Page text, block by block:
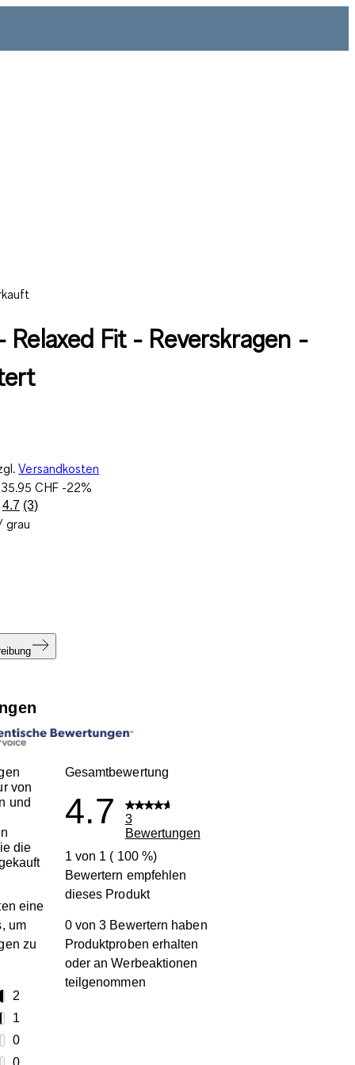
Relaxed Fit - Reverskragen -
Versandkosten
35.95 CHF-22%
4.7 3
Bewertungen
(3)
grau
von
und
die
eine
um
zu
2
2 Bewertungen mit 5 Sternen.
1
1 Bewertung mit 4 Sternen.
0
0 Bewertungen mit 3 Sternen.
Gesamtbewertung
4.7
3
Bewertungen
1 von 1 ( 100 %)
Bewertern empfehlen
dieses Produkt
0 von 3 Bewertern haben
Produktproben erhalten
oder an Werbeaktionen
teilgenommen